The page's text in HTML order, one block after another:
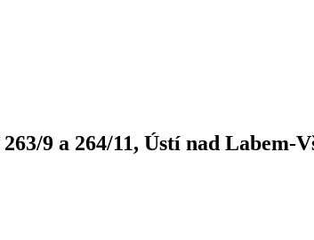
9 a 264/11, Ústí nad Labem-